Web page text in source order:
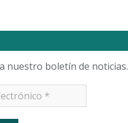
nuestro boletín de noticias.